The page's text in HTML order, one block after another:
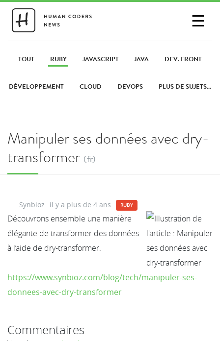
☰
PARTAGER UN LIEN
TOUT RUBY JAVASCRIPT JAVA DEV. FRONT
DÉVELOPPEMENT CLOUD DEVOPS PLUS DE SUJETS...
Manipuler ses données avec dry-
transformer (fr)
Synbioz il y a plus de 4 ans RUBY
Découvrons ensemble une manière
élégante de transformer des données
à l’aide de dry-transformer.
https://www.synbioz.com/blog/tech/manipuler-ses-
donnees-avec-dry-transformer
Commentaires